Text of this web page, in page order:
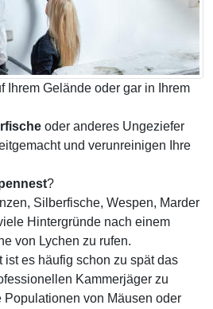
Ihrem Gelände oder gar in Ihrem
oder anderes Ungeziefer
und verunreinigen Ihre
?
Silberfische, Wespen, Marder
Hintergründe nach einem
von Lychen zu rufen.
ist es häufig schon zu spät das
Kammerjäger zu
Populationen von Mäusen oder